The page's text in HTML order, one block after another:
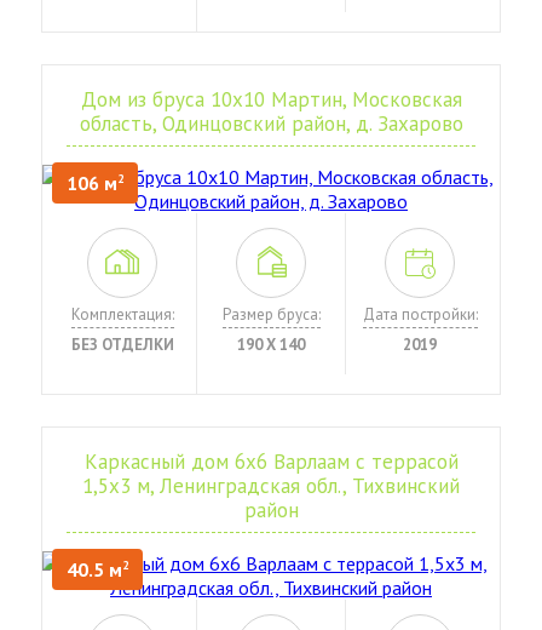
Дом из бруса 10х10 Мартин, Московская
область, Одинцовский район, д. Захарово
106 м2
Комплектация:
БЕЗ ОТДЕЛКИ
Размер бруса:
190 Х 140
Дата постройки:
2019
Каркасный дом 6х6 Варлаам с террасой
1,5х3 м, Ленинградская обл., Тихвинский
район
40.5 м2